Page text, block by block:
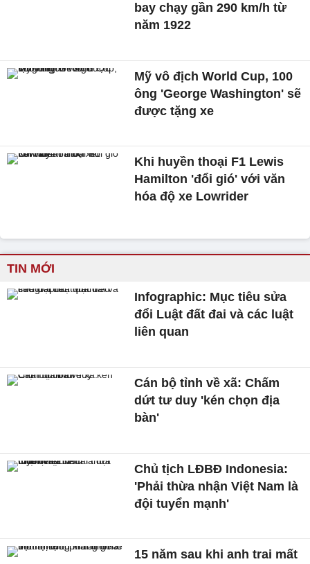
bay chạy gần 290 km/h từ
năm 1922
Mỹ vô địch World Cup, 100
ông 'George Washington' sẽ
được tặng xe
Khi huyền thoại F1 Lewis
Hamilton 'đổi gió' với văn
hóa độ xe Lowrider
TIN MỚI
Infographic: Mục tiêu sửa
đổi Luật đất đai và các luật
liên quan
Cán bộ tỉnh về xã: Chấm
dứt tư duy 'kén chọn địa
bàn'
Chủ tịch LĐBĐ Indonesia:
'Phải thừa nhận Việt Nam là
đội tuyển mạnh'
15 năm sau khi anh trai mất